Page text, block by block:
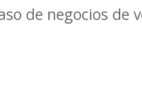
de negocios de